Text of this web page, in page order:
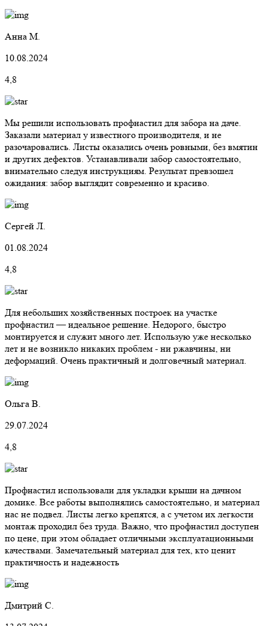
Анна М.
10.08.2024
4,8
Мы решили использовать профнастил для забора на даче.
Заказали материал у известного производителя, и не
разочаровались. Листы оказались очень ровными, без вмятин
и других дефектов. Устанавливали забор самостоятельно,
внимательно следуя инструкциям. Результат превзошел
ожидания: забор выглядит современно и красиво.
Сергей Л.
01.08.2024
4,8
Для небольших хозяйственных построек на участке
профнастил — идеальное решение. Недорого, быстро
монтируется и служит много лет. Использую уже несколько
лет и не возникло никаких проблем - ни ржавчины, ни
деформаций. Очень практичный и долговечный материал.
Ольга В.
29.07.2024
4,8
Профнастил использовали для укладки крыши на дачном
домике. Все работы выполнялись самостоятельно, и материал
нас не подвел. Листы легко крепятся, а с учетом их легкости
монтаж проходил без труда. Важно, что профнастил доступен
по цене, при этом обладает отличными эксплуатационными
качествами. Замечательный материал для тех, кто ценит
практичность и надежность
Дмитрий С.